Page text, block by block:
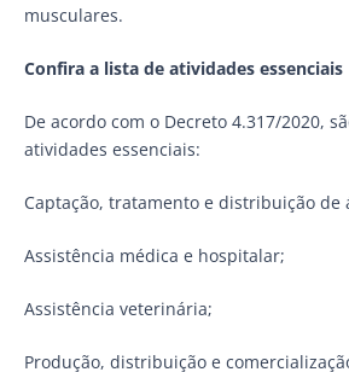
musculares.
Confira a lista de atividades essenciais
De acordo com o Decreto 4.317/2020,
atividades essenciais:
Captação, tratamento e distribuição de
Assistência médica e hospitalar;
Assistência veterinária;
Produção, distribuição e